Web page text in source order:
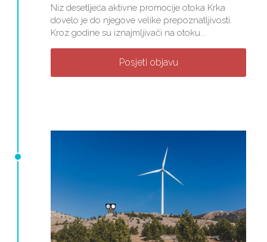
Niz desetljeća aktivne promocije otoka Krka
dovelo je do njegove velike prepoznatljivosti.
Kroz godine su iznajmljivači na otoku...
Posjeti objavu